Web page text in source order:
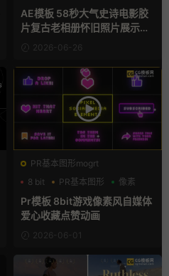
AE模板 58秒大气史诗电影胶
片复古老相册怀旧照片展示动
2026-06-26
PR基本图形mogrt
8 bit
PR基本图形 像素
Pr模板 8bit游戏像素风自媒体
爱心收藏点赞动画
2026-06-01